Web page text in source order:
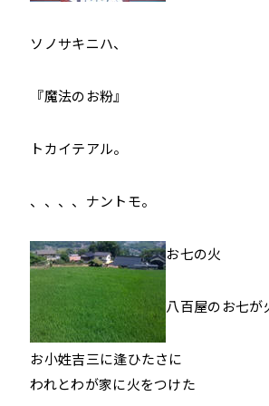
ソノサキニハ、
『魔法のお粉』
トカイテアル。
、、、、ナントモ。
お七の火
八百屋のお七が
お小姓吉三に逢ひたさに
われとわが家に火をつけた